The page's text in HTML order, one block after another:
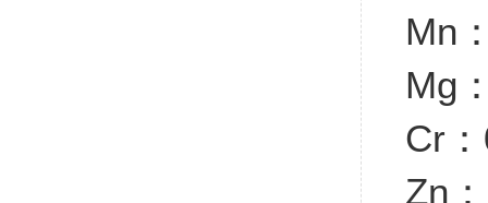
Mn
Mg
Cr
Zn